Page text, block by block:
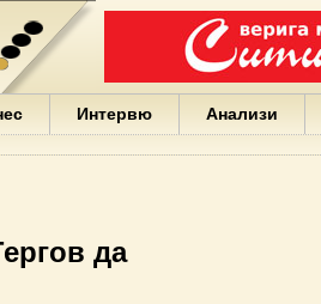
Варна
България
Портних
Facebook
ЕС
Борисов
Европа
Йорданов
българи
Интервю Анализи
да